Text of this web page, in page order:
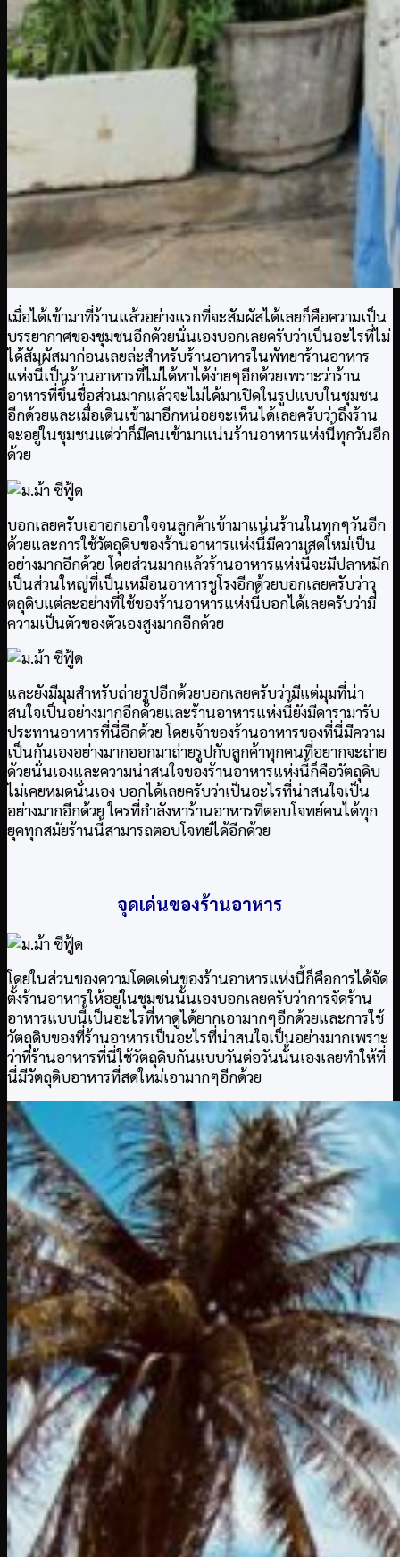
เมื่อได้เข้ามาที่ร้านแล้วอย่างแรกที่จะสัมผัสได้เลยก็คือความเป็น
บรรยากาศของชุมชนอีกด้วยนั่นเองบอกเลยครับว่าเป็นอะไรที่ไม่
ได้สัมผัสมาก่อนเลยล่ะสำหรับร้านอาหารในพัทยาร้านอาหาร
แห่งนี้เป็นร้านอาหารที่ไม่ได้หาได้ง่ายๆอีกด้วยเพราะว่าร้าน
อาหารที่ขึ้นชื่อส่วนมากแล้วจะไม่ได้มาเปิดในรูปแบบในชุมชน
อีกด้วยและเมื่อเดินเข้ามาอีกหน่อยจะเห็นได้เลยครับว่าถึงร้าน
จะอยู่ในชุมชนแต่ว่าก็มีคนเข้ามาแน่นร้านอาหารแห่งนี้ทุกวันอีก
ด้วย
บอกเลยครับเอาอกเอาใจจนลูกค้าเข้ามาแน่นร้านในทุกๆวันอีก
ด้วยและการใช้วัตถุดิบของร้านอาหารแห่งนี้มีความสดใหม่เป็น
อย่างมากอีกด้วย โดยส่วนมากแล้วร้านอาหารแห่งนี้จะมีปลาหมึก
เป็นส่วนใหญ่ที่เป็นเหมือนอาหารชูโรงอีกด้วยบอกเลยครับว่าวุ
ตถุดิบแต่ละอย่างที่ใช้ของร้านอาหารแห่งนี้บอกได้เลยครับว่ามี
ความเป็นตัวของตัวเองสูงมากอีกด้วย
และยังมีมุมสำหรับถ่ายรูปอีกด้วยบอกเลยครับว่ามีแต่มุมที่น่า
สนใจเป็นอย่างมากอีกด้วยและร้านอาหารแห่งนี้ยังมีดารามารับ
ประทานอาหารที่นี่อีกด้วย โดยเจ้าของร้านอาหารของที่นี่มีความ
เป็นกันเองอย่างมากออกมาถ่ายรูปกับลูกค้าทุกคนที่อยากจะถ่าย
ด้วยนั่นเองและความน่าสนใจของร้านอาหารแห่งนี้ก็คือวัตถุดิบ
ไม่เคยหมดนั่นเอง บอกได้เลยครับว่าเป็นอะไรที่น่าสนใจเป็น
อย่างมากอีกด้วย ใครที่กำลังหาร้านอาหารที่ตอบโจทย์คนได้ทุก
ยุคทุกสมัยร้านนี้สามารถตอบโจทย์ได้อีกด้วย
จุดเด่นของร้านอาหาร
โดยในส่วนของความโดดเด่นของร้านอาหารแห่งนี้ก็คือการได้จัด
ตั้งร้านอาหารให้อยู่ในชุมชนนั้นเองบอกเลยครับว่าการจัดร้าน
อาหารแบบนี้เป็นอะไรที่หาดูได้ยากเอามากๆอีกด้วยและการใช้
วัตถุดิบของที่ร้านอาหารเป็นอะไรที่น่าสนใจเป็นอย่างมากเพราะ
ว่าที่ร้านอาหารที่นี่ใช้วัตถุดิบกันแบบวันต่อวันนั้นเองเลยทำให้ที่
นี่มีวัตถุดิบอาหารที่สดใหม่เอามากๆอีกด้วย